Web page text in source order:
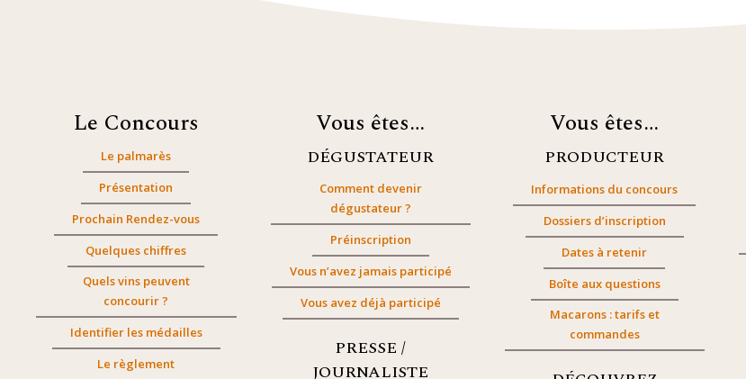
Le Concours
Le palmarès
Présentation
Prochain Rendez-vous
Quelques chiffres
Quels vins peuvent
concourir ?
Identifier les médailles
Le règlement
Vous êtes…
DÉGUSTATEUR
Comment devenir
dégustateur ?
Préinscription
Vous n’avez jamais participé
Vous avez déjà participé
PRESSE /
JOURNALISTE
Vous êtes…
PRODUCTEUR
Informations du concours
Dossiers d’inscription
Dates à retenir
Boîte aux questions
Macarons : tarifs et
commandes